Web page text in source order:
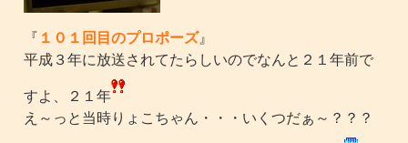
『 １０１回目のプロポーズ』
平成３年に放送されてたらしいのでなんと２１年前で
すよ、２１年
え～っと当時りょこちゃん・・・いくつだぁ～？？？